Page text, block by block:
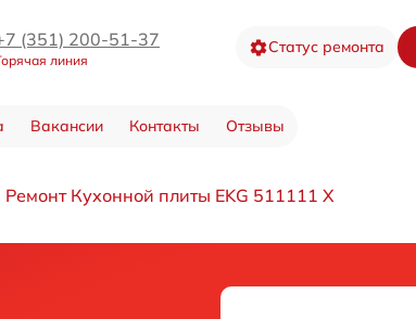
(351) 200-51-37
линия
Статус ремонта
Вакансии Контакты Отзывы
Ремонт Кухонной плиты EKG 511111 X